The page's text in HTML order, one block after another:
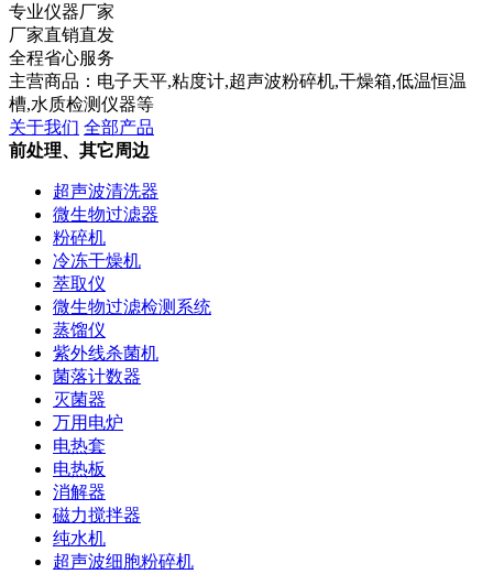
专业仪器厂家
厂家直销直发
全程省心服务
主营商品：电子天平,粘度计,超声波粉碎机,干燥箱,低温恒温
槽,水质检测仪器等
关于我们 全部产品
前处理、其它周边
超声波清洗器
微生物过滤器
粉碎机
冷冻干燥机
萃取仪
微生物过滤检测系统
蒸馏仪
紫外线杀菌机
菌落计数器
灭菌器
万用电炉
电热套
电热板
消解器
磁力搅拌器
纯水机
超声波细胞粉碎机